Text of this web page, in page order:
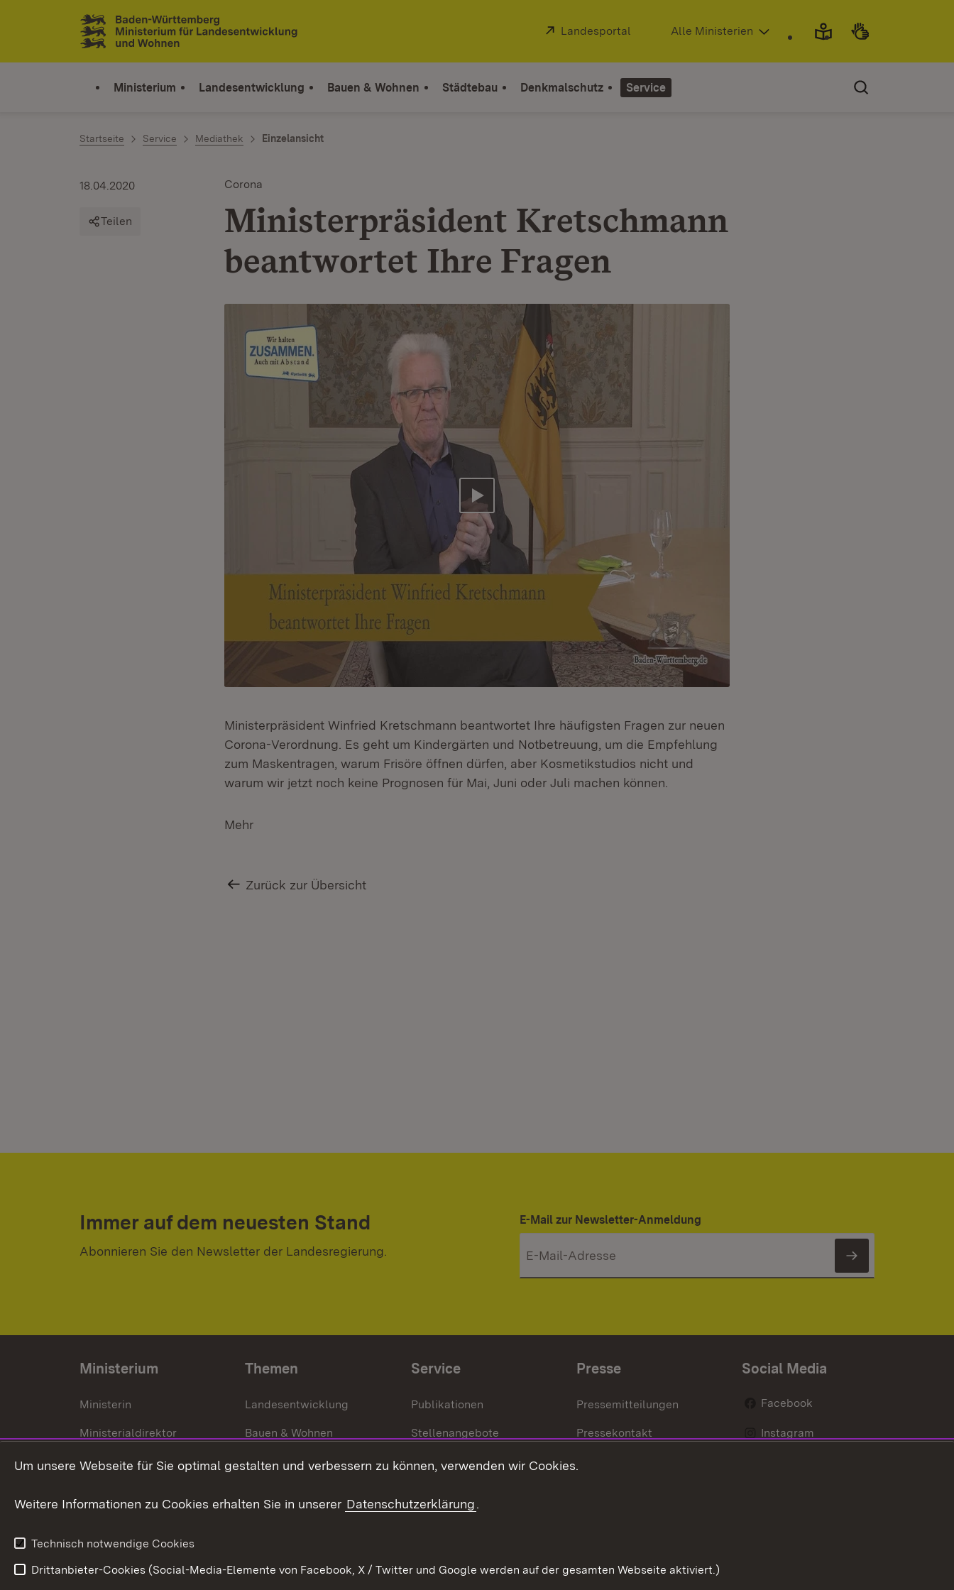
Zum Inhalt springen
Link zur Startseite
Extern:
Landesportal (Öffnet in neuem Fenster)
Alle Ministerien
Ministerium Landesentwicklung Bauen & Wohnen Städtebau Denkmalschutz Service
Startseite Service Mediathek Einzelansicht
Corona
Ministerpräsident Kretschmann
beantwortet Ihre Fragen
18.04.2020
Teilen
Video abspielen
Ministerpräsident Winfried Kretschmann beantwortet Ihre häufigsten Fragen zur neuen
Corona-Verordnung. Es geht um Kindergärten und Notbetreuung, um die Empfehlung
zum Maskentragen, warum Frisöre öffnen dürfen, aber Kosmetikstudios nicht und
warum wir jetzt noch keine Prognosen für Mai, Juni oder Juli machen können.
Mehr
Zurück zur Übersicht
Immer auf dem neuesten Stand
Abonnieren Sie den Newsletter der Landesregierung.
E-Mail zur Newsletter-Anmeldung
Newsletter
Ministerium
Ministerin
Ministerialdirektor
Organisation und Aufgaben
Themen
Landesentwicklung
Bauen & Wohnen
Städtebau
Service
Publikationen
Stellenangebote
Kontakt
Presse
Pressemitteilungen
Pressekontakt
Social Media
Facebook
Instagram
Um unsere Webseite für Sie optimal gestalten und verbessern zu können, verwenden wir Cookies.
Weitere Informationen zu Cookies erhalten Sie in unserer Datenschutzerklärung.
Technisch notwendige Cookies
Drittanbieter-Cookies (Social-Media-Elemente von Facebook, X / Twitter und Google werden auf der gesamten Webseite aktiviert.)